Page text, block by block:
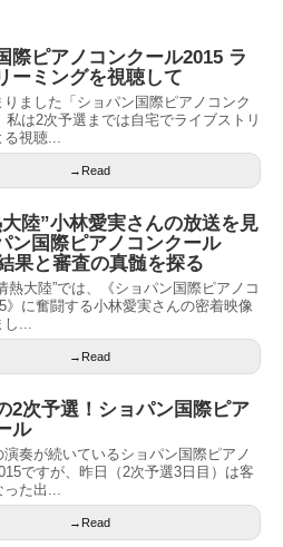
際ピアノコンクール2015 ラ
ーミングを視聴して
りました「ショパン国際ピアノコンク
私は2次予選までは自宅でライブストリ
視聴...
→Read
陸”小林愛実さんの放送を見
ン国際ピアノコンクール
果と審査の真髄を探る
熱大陸”では、《ショパン国際ピアノコ
》に奮闘する小林愛実さんの密着映像
...
→Read
2次予選！ショパン国際ピア
ル
奏が続いているショパン国際ピアノ
ですが、昨日（2次予選3日目）は客
た出...
→Read